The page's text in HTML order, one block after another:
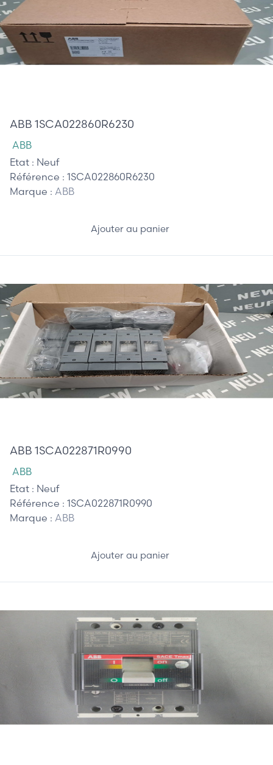
ABB 1SCA022860R6230
ABB
Etat : Neuf
Référence : 1SCA022860R6230
Marque : ABB
Ajouter au panier
ABB 1SCA022871R0990
ABB
Etat : Neuf
Référence : 1SCA022871R0990
Marque : ABB
Ajouter au panier